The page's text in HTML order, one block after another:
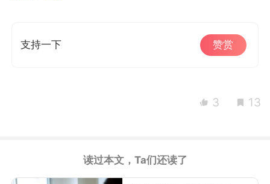
支持一下 赞赏
3 13
读过本文，Ta们还读了